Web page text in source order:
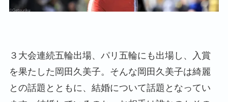
３大会連続五輪出場、パリ五輪にも出場し、入賞
を果たした岡田久美子。そんな岡田久美子は綺麗
との話題とともに、結婚について話題となってい